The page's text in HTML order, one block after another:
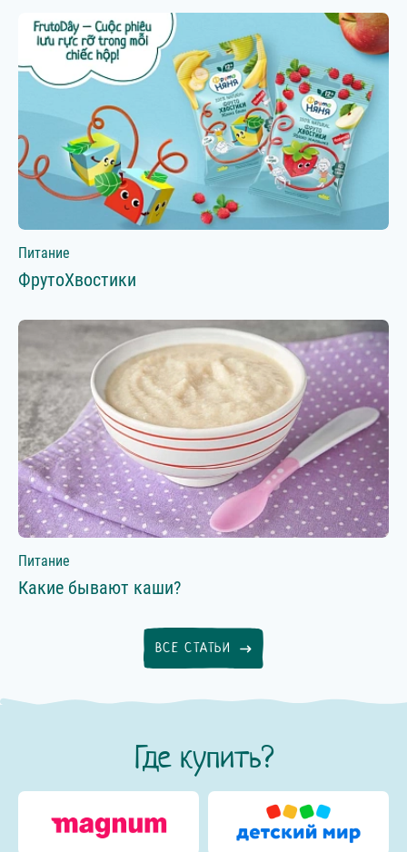
Питание
ФрутоХвостики
Питание
Какие бывают каши?
ВСЕ СТАТЬИ
Где купить?